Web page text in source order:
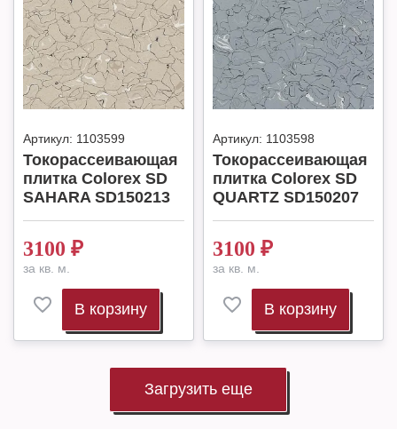
Артикул: 1103599
Токорассеивающая
плитка Colorex SD
SAHARA SD150213
3100 ₽
за кв. м.
В корзину
Артикул: 1103598
Токорассеивающая
плитка Colorex SD
QUARTZ SD150207
3100 ₽
за кв. м.
В корзину
Загрузить еще